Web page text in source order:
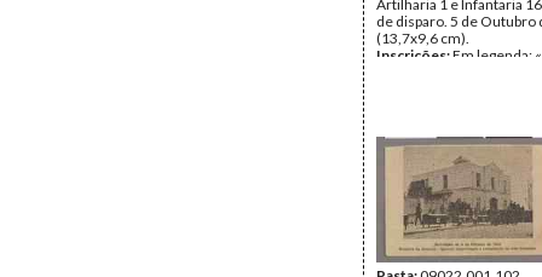
Artilharia 1 e Infantaria
de disparo. 5 de Outubro
(13,7x9,6 cm).
Inscrições:Em legenda:
Soares/António Pedro
Tipo Documental:
ARTE
Página(s):1